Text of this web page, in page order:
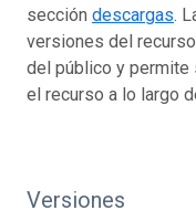
sección descargas.
versiones del
del público y
el recurso a lo largo
Versiones